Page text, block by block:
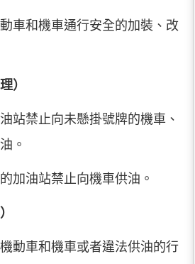
車和機車通行安全的加裝、改
）
站禁止向未懸掛號牌的機車、
。
加油站禁止向機車供油。
動車和機車或者違法供油的行